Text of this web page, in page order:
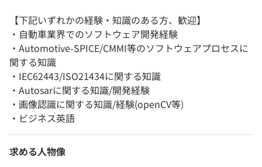
【下記いずれかの経験・知識のある方、歓迎】
・自動車業界でのソフトウェア開発経験
・Automotive-SPICE/CMMI等のソフトウェアプロセスに
関する知識
・IEC62443/ISO21434に関する知識
・Autosarに関する知識/開発経験
・画像認識に関する知識/経験(openCV等)
・ビジネス英語
求める人物像